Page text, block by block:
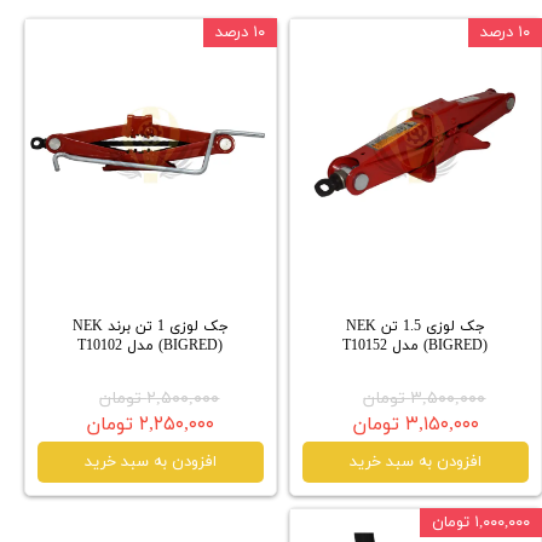
جک لوزی 1.5 تن NEK
(BIGRED) مدل T10152
۳,۵۰۰,۰۰۰ تومان
۳,۱۵۰,۰۰۰ تومان
افزودن به سبد خرید
۱۰ درصد
جک لوزی 1 تن برند NEK
(BIGRED) مدل T10102
۲,۵۰۰,۰۰۰ تومان
۲,۲۵۰,۰۰۰ تومان
افزودن به سبد خرید
۱۰ درصد
۱,۰۰۰,۰۰۰ تومان